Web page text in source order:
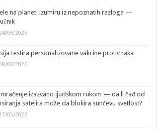
na planeti izumiru iz nepoznatih razloga —
24/06/2026
testira personalizovane vakcine protiv raka
06/2026
izazvano ljudskom rukom — da li čađ od
satelita može da blokira sunčevu svetlost?
17/05/2026